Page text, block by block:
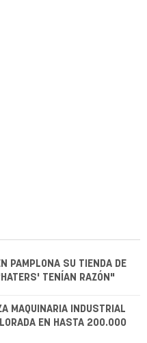
PAMPLONA SU TIENDA DE
TENÍAN RAZÓN"
MAQUINARIA INDUSTRIAL
EN HASTA 200.000